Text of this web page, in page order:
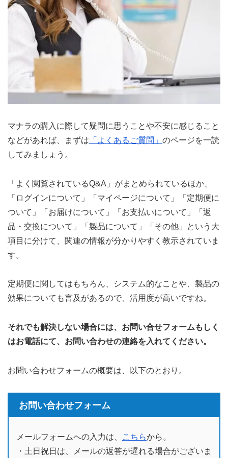
マナラの購入に際して疑問に思うことや不安に感じること
などがあれば、まずは 「よくあるご質問」 のページを一読
してみましょう。
「よく閲覧されているQ&A」がまとめられているほか、
「ログインについて」「マイページについて」「定期便に
ついて」「お届けについて」「お支払いについて」「返
品・交換について」「製品について」「その他」という大
項目に分けて、関連の情報が分かりやすく教示されていま
す。
定期便に関してはもちろん、システム的なことや、製品の
効果についても言及があるので、活用度が高いですね。
それでも解決しない場合には、お問い合せフォームもしく
はお電話にて、お問い合わせの連絡を入れてください。
お問い合わせフォームの概要は、以下のとおり。
お問い合わせフォーム
メールフォームへの入力は、 こちらから。
・土日祝日は、メールの返答が遅れる場合がございま